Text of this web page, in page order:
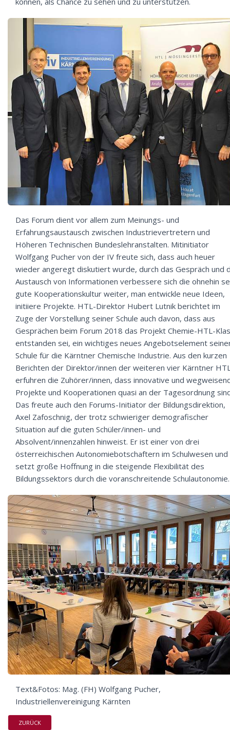
Das Forum dient vor allem zum Meinungs- und
Erfahrungsaustausch zwischen Industrievertretern und
Höheren Technischen Bundeslehranstalten. Mitinitiator
Wolfgang Pucher von der IV freute sich, dass auch heuer
wieder angeregt diskutiert wurde, durch das Gespräch und
Austausch von Informationen verbessere sich die ohnehin
gute Kooperationskultur weiter, man entwickle neue Ideen,
initiiere Projekte. HTL-Direktor Hubert Lutnik berichtet im
Zuge der Vorstellung seiner Schule auch davon, dass aus
Gesprächen beim Forum 2018 das Projekt Chemie-HTL-
entstanden sei, ein wichtiges neues Angebotselement
Schule für die Kärntner Chemische Industrie. Aus den kurzen
Berichten der Direktor/innen der weiteren vier Kärntner
erfuhren die Zuhörer/innen, dass innovative und
Projekte und Kooperationen quasi an der Tagesordnung
Das freute auch den Forums-Initiator der Bildungsdirektion,
Axel Zafoschnig, der trotz schwieriger demografischer
Situation auf die guten Schüler/innen- und
Absolvent/innenzahlen hinweist. Er ist einer von drei
österreichischen Autonomiebotschaftern im Schulwesen und
setzt große Hoffnung in die steigende Flexibilität des
Bildungssektors durch die voranschreitende Schulautonomie.
Text&Fotos: Mag. (FH) Wolfgang Pucher,
Industriellenvereinigung Kärnten
ZURÜCK